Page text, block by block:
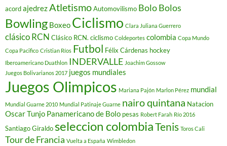
acordajedrez AtletismoAutomovilismo BoloBolos
Bowling Boxeo Ciclismo Clara Juliana Guerrero
clásico RCN Clásico RCN. ciclismo Coldeportes colombia Copa Mundo
Copa Pacifico Cristian Ríos Futbol Félix Cárdenas hockey
Iberoamericano Duathlon INDERVALLE Joachim Gossow
Juegos Bolivarianos 2017 juegos mundiales
Juegos Olimpicos Mariana Pajón Marlon Pérez mundial
Mundial Guarne 2010 Mundial Patinaje Guarne nairo quintana Natacion
Oscar Tunjo Panamericano de Bolo pesas Robert Farah Río 2016
Santiago Giraldo seleccion colombiaTenis Toros Cali
Tour de Francia Vuelta a España Wimbledon